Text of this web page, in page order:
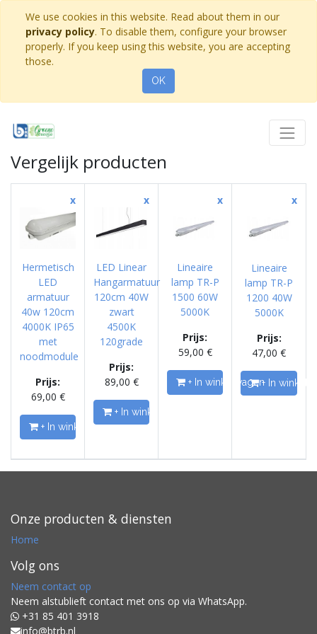
We use cookies in this website. Read about them in our
privacy policy. To disable them, configure your browser
properly. If you keep using this website, you are accepting
those.
OK
Vergelijk producten
x
Hermetisch
LED
armatuur
40w 120cm
4000K IP65
met
noodmodule
Prijs:
69,00 €
+ In winkelwagen
x
LED Linear
Hangarmatuur
120cm 40W
zwart
4500K
120grade
Prijs:
89,00 €
+ In winkelwagen
x
Lineaire
lamp TR-P
1500 60W
5000K
Prijs:
59,00 €
+ In winkelwagen
x
Lineaire
lamp TR-P
1200 40W
5000K
Prijs:
47,00 €
+ In
Onze producten & diensten
Home
Volg ons
Neem contact op
Neem alstublieft contact met ons op via WhatsApp.
+31 85 401 3918
info@btrb.nl